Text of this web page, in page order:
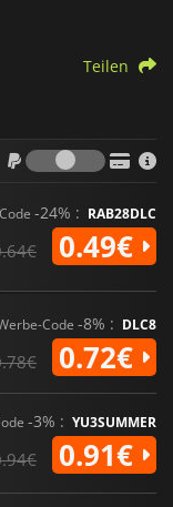
Teilen
-24% : RAB28DLC
0.49€
Code -8% : DLC8
0.72€
-3% : YU3SUMMER
0.91€